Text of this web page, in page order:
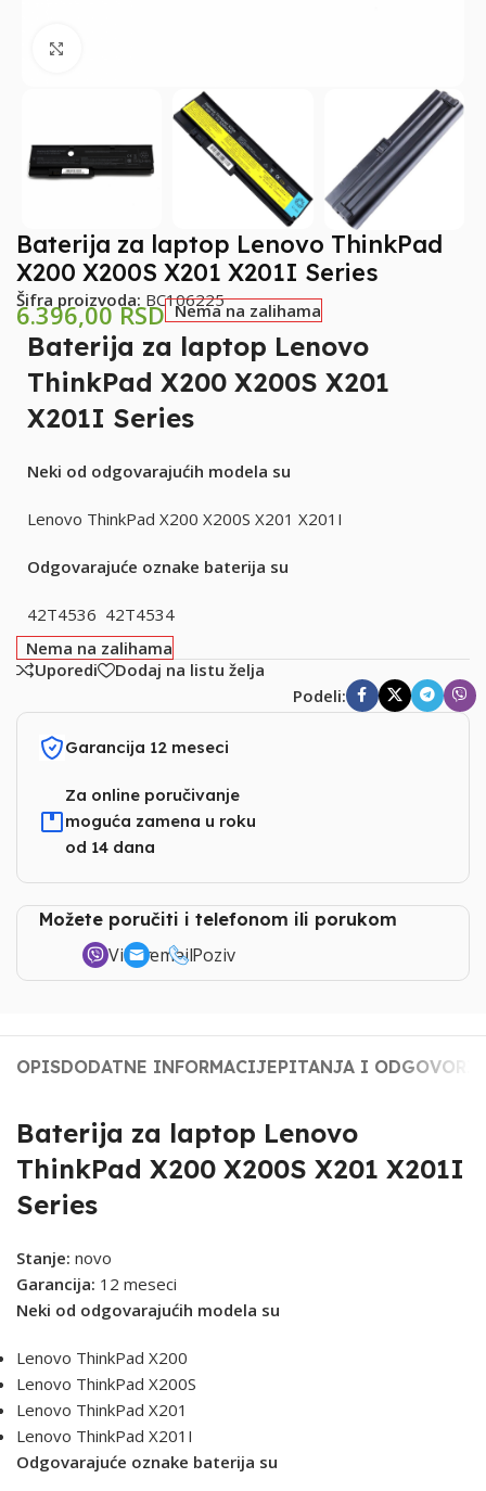
Baterija za laptop Lenovo ThinkPad
X200 X200S X201 X201I Series
Šifra proizvoda: BC106225
6.396,00RSD Nema na zalihama
Baterija za laptop Lenovo
ThinkPad X200 X200S X201
X201I Series
Neki od odgovarajućih modela su
Lenovo ThinkPad X200 X200S X201 X201I
Odgovarajuće oznake baterija su
42T4536 42T4534
Nema na zalihama
Uporedi
Dodaj na listu želja
Podeli:
Garancija 12 meseci
Za online poručivanje
moguća zamena u roku
od 14 dana
Možete poručiti i telefonom ili porukom
ViberemailPoziv
OPISDODATNE INFORMACIJEPITANJA I ODGOVORI
Baterija za laptop Lenovo
ThinkPad X200 X200S X201 X201I
Series
Stanje: novo
Garancija: 12 meseci
Neki od odgovarajućih modela su
Lenovo ThinkPad X200
Lenovo ThinkPad X200S
Lenovo ThinkPad X201
Lenovo ThinkPad X201I
Odgovarajuće oznake baterija su